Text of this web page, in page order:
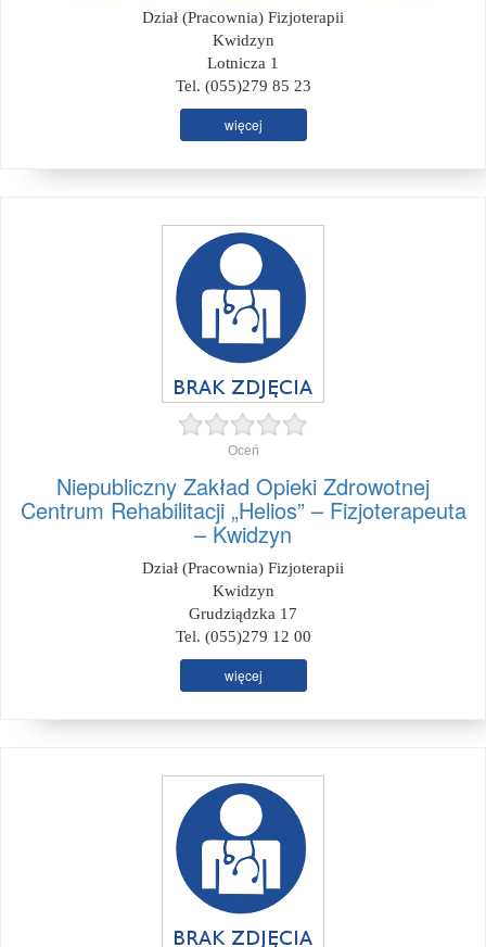
Dział (Pracownia) Fizjoterapii
Kwidzyn
Lotnicza 1
Tel. (055)279 85 23
więcej
Oceń
Niepubliczny Zakład Opieki Zdrowotnej
Centrum Rehabilitacji „Helios” – Fizjoterapeuta
– Kwidzyn
Dział (Pracownia) Fizjoterapii
Kwidzyn
Grudziądzka 17
Tel. (055)279 12 00
więcej